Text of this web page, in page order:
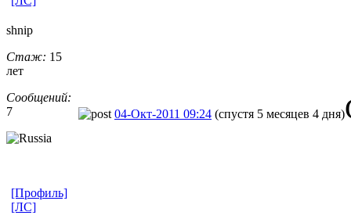
shnip
Стаж: 15
лет
Сообщений:
7
04-Окт-2011 09:24 (спустя 5 месяцев 4 дня)
[Профиль]
[ЛС]